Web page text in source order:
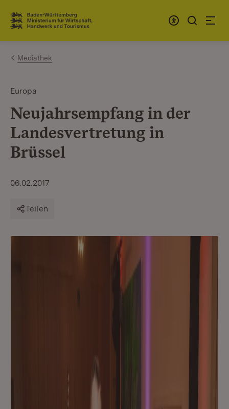
Zum Inhalt springen
Link zur Startseite
Mediathek
Europa
Neujahrsempfang in der
Landesvertretung in
Brüssel
06.02.2017
Teilen